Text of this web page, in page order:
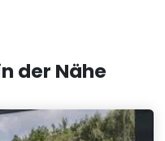
der Nähe